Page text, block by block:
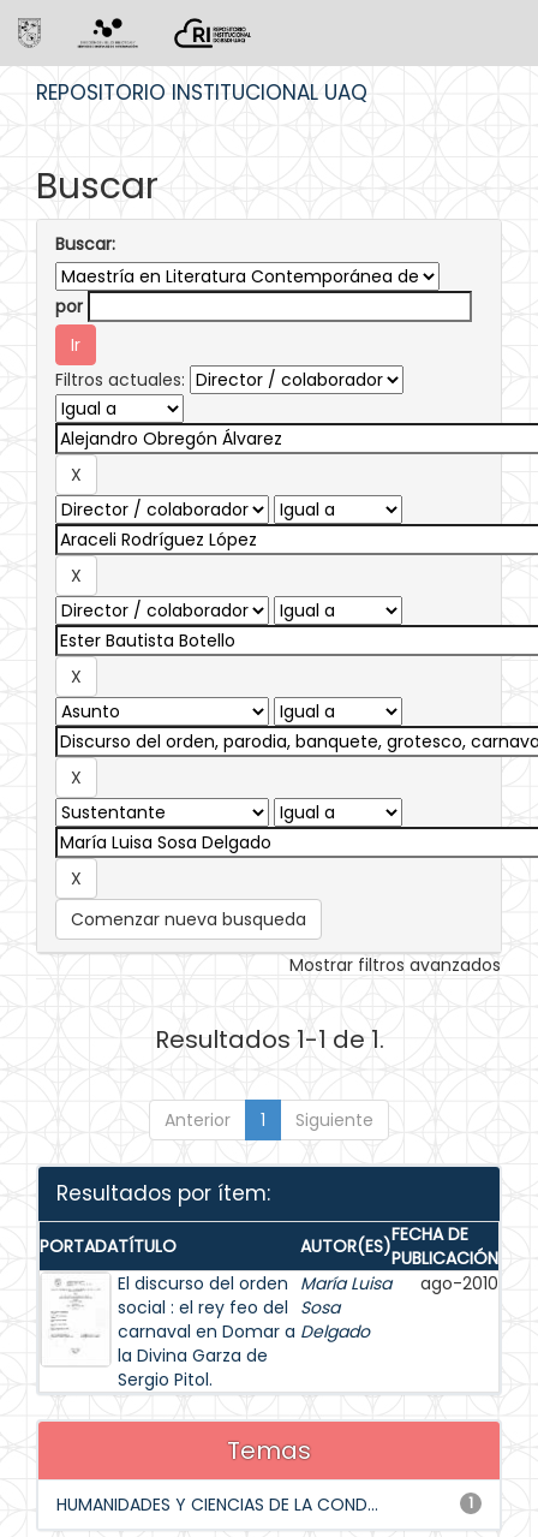
REPOSITORIO INSTITUCIONAL UAQ
Buscar
Buscar:
por
Filtros actuales:
Comenzar nueva busqueda
Mostrar filtros avanzados
Resultados 1-1 de 1.
Anterior 1 Siguiente
Resultados por ítem:
PORTADATÍTULO AUTOR(ES)FECHA DE
PUBLICACIÓN
El discurso del orden
social : el rey feo del
carnaval en Domar a
la Divina Garza de
Sergio Pitol.
María Luisa
Sosa
Delgado
ago-2010
Temas
1
HUMANIDADES Y CIENCIAS DE LA COND...